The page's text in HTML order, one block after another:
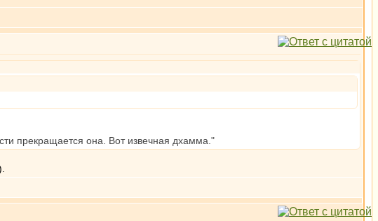
прекращается она. Вот извечная дхамма."